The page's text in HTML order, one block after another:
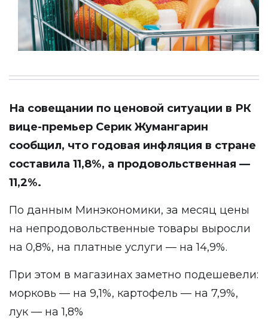
На совещании по ценовой ситуации в РК
вице-премьер Серик Жумангарин
сообщил, что годовая инфляция в стране
составила 11,8%, а продовольственная —
11,2%.
По данным Минэкономики, за месяц цены
на непродовольственные товары выросли
на 0,8%, на платные услуги — на 14,9%.
При этом в магазинах заметно подешевели:
морковь — на 9,1%, картофель — на 7,9%,
лук — на 1,8%